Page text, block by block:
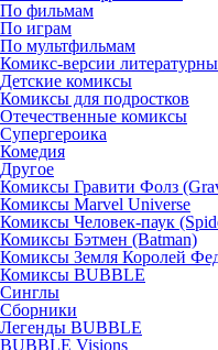
По фильмам
По играм
По мультфильмам
Комикс-версии
Детские комиксы
Комиксы для подростков
Отечественные комиксы
Супергероика
Комедия
Другое
Комиксы Гравити Фолз
Комиксы Marvel Universe
Комиксы Человек-паук
Комиксы Бэтмен (Batman)
Комиксы Земля Королей
Комиксы BUBBLE
Синглы
Сборники
Легенды BUBBLE
BUBBLE Visions